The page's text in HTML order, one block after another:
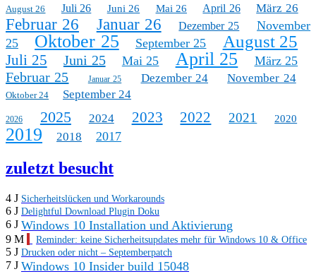
August 26 Juli 26 Juni 26 Mai 26 April 26 März 26
Februar 26 Januar 26 Dezember 25
November
25
Oktober 25 September 25 August 25
Juli 25 Juni 25 Mai 25 April 25 März 25
Februar 25 Januar 25 Dezember 24 November 24
Oktober 24 September 24
2026 2025 2024 2023 2022 2021 2020
2019 2018 2017
zuletzt besucht
4 J Sicherheitslücken und Workarounds
6 J Delightful Download Plugin Doku
6 J Windows 10 Installation und Aktivierung
9 M Reminder: keine Sicherheitsupdates mehr für Windows 10 & Office
5 J Drucken oder nicht – Septemberpatch
7 J Windows 10 Insider build 15048